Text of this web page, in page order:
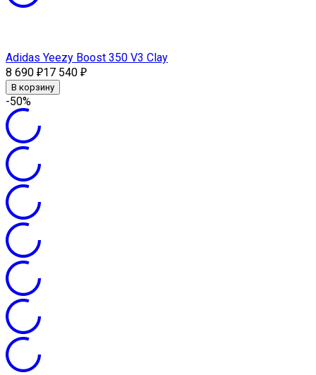
Adidas Yeezy Boost 350 V3 Clay
8 690 ₽17 540 ₽
В корзину
-50%